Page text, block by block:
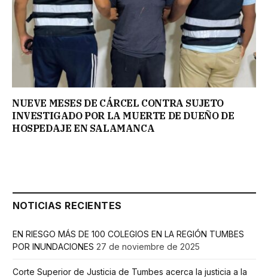
NUEVE MESES DE CÁRCEL CONTRA SUJETO
INVESTIGADO POR LA MUERTE DE DUEÑO DE
HOSPEDAJE EN SALAMANCA
NOTICIAS RECIENTES
EN RIESGO MÁS DE 100 COLEGIOS EN LA REGIÓN TUMBES
POR INUNDACIONES 27 de noviembre de 2025
Corte Superior de Justicia de Tumbes acerca la justicia a la